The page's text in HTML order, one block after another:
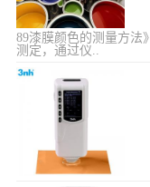
89漆膜颜色的测量方法
测定，通过仪..